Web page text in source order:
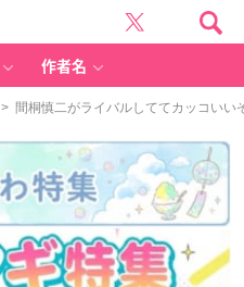
作者名
> 間桐慎二がライバルしててカッコいい